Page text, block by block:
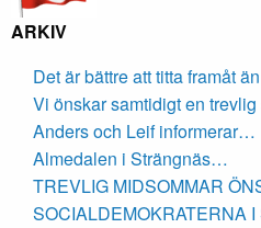
ARKIV
Det är bättre att titta framåt
Vi önskar samtidigt en trevlig
Anders och Leif informerar…
Almedalen i Strängnäs…
TREVLIG MIDSOMMAR
SOCIALDEMOKRATERNA